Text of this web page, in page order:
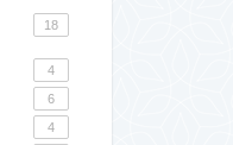
18
4
6
4